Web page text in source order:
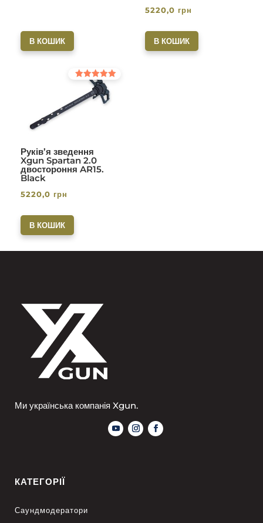
В КОШИК
5220,0 грн
В КОШИК
Руків’я зведення
Xgun Spartan 2.0
двостороння AR15.
Black
Оцінено в
з 5
5220,0 грн
В КОШИК
Ми українська компанія Xgun.
КАТЕГОРІЇ
Саундмодератори